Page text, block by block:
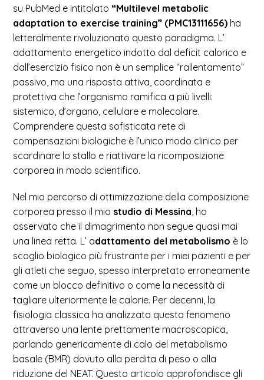
su PubMed e intitolato “Multilevel metabolic
adaptation to exercise training” (PMC13111656) ha
letteralmente rivoluzionato questo paradigma. L’
adattamento energetico indotto dal deficit calorico e
dall’esercizio fisico non è un semplice “rallentamento”
passivo, ma una risposta attiva, coordinata e
protettiva che l’organismo ramifica a più livelli:
sistemico, d’organo, cellulare e molecolare.
Comprendere questa sofisticata rete di
compensazioni biologiche è l’unico modo clinico per
scardinare lo stallo e riattivare la ricomposizione
corporea in modo scientifico.
Nel mio percorso di ottimizzazione della composizione
corporea presso il mio studio di Messina , ho
osservato che il dimagrimento non segue quasi mai
una linea retta. L’ adattamento del metabolismo è lo
scoglio biologico più frustrante per i miei pazienti e per
gli atleti che seguo, spesso interpretato erroneamente
come un blocco definitivo o come la necessità di
tagliare ulteriormente le calorie. Per decenni, la
fisiologia classica ha analizzato questo fenomeno
attraverso una lente prettamente macroscopica,
parlando genericamente di calo del metabolismo
basale (BMR) dovuto alla perdita di peso o alla
riduzione del NEAT. Questo articolo approfondisce gli